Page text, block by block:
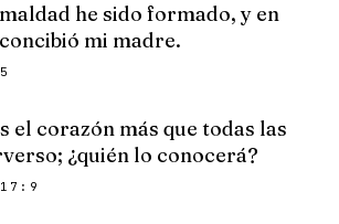
he sido formado, y en
mi madre.
el corazón más que todas las
¿quién lo conocerá?